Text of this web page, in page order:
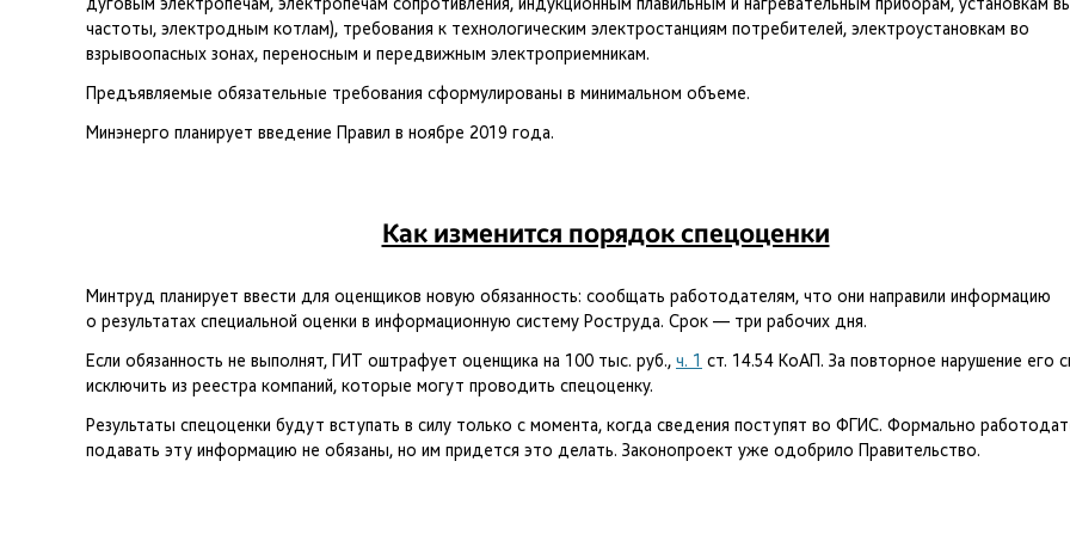
частоты, электродным котлам), требования к технологическим электростанциям потребителей, электроустановкам во
взрывоопасных зонах, переносным и передвижным электроприемникам.
Предъявляемые обязательные требования сформулированы в минимальном объеме.
Минэнерго планирует введение Правил в ноябре 2019 года.
Как изменится порядок спецоценки
Минтруд планирует ввести для оценщиков новую обязанность: сообщать работодателям, что они направили информацию
о результатах специальной оценки в информационную систему Роструда. Срок — три рабочих дня.
Если обязанность не выполнят, ГИТ оштрафует оценщика на 100 тыс. руб., ч. 1 ст. 14.54 КоАП. За повторное нарушение его
исключить из реестра компаний, которые могут проводить спецоценку.
Результаты спецоценки будут вступать в силу только с момента, когда сведения поступят во ФГИС. Формально
подавать эту информацию не обязаны, но им придется это делать. Законопроект уже одобрило Правительство.